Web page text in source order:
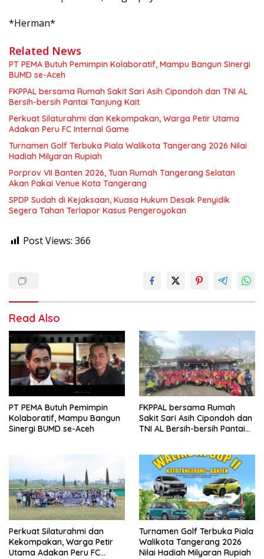
*Herman*
Related News
PT PEMA Butuh Pemimpin Kolaboratif, Mampu Bangun Sinergi
BUMD se-Aceh
FKPPAL bersama Rumah Sakit Sari Asih Cipondoh dan TNI AL
Bersih-bersih Pantai Tanjung Kait
Perkuat Silaturahmi dan Kekompakan, Warga Petir Utama
Adakan Peru FC Internal Game
Turnamen Golf Terbuka Piala Walikota Tangerang 2026 Nilai
Hadiah Milyaran Rupiah
Porprov VII Banten 2026, Tuan Rumah Tangerang Selatan
Akan Pakai Venue Kota Tangerang
SPDP Sudah di Kejaksaan, Kuasa Hukum Desak Penyidik
Segera Tahan Terlapor Kasus Pengeroyokan
Post Views: 366
Read Also
PT PEMA Butuh Pemimpin
Kolaboratif, Mampu Bangun
Sinergi BUMD se-Aceh
FKPPAL bersama Rumah
Sakit Sari Asih Cipondoh dan
TNI AL Bersih-bersih Pantai
Perkuat Silaturahmi dan
Kekompakan, Warga Petir
Utama Adakan Peru FC
Turnamen Golf Terbuka Piala
Walikota Tangerang 2026
Nilai Hadiah Milyaran Rupiah